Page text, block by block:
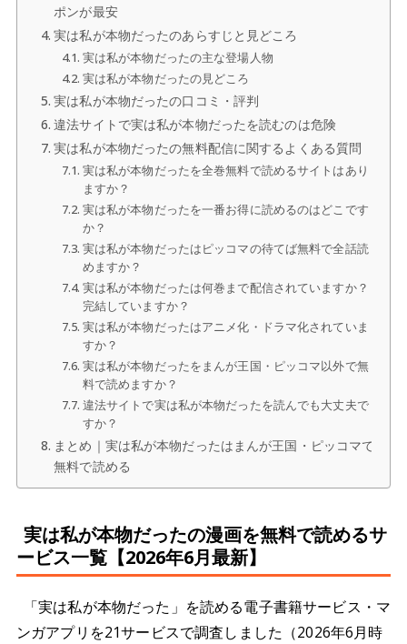
ポンが最安
実は私が本物だったのあらすじと見どころ
実は私が本物だったの主な登場人物
実は私が本物だったの見どころ
実は私が本物だったの口コミ・評判
違法サイトで実は私が本物だったを読むのは危険
実は私が本物だったの無料配信に関するよくある質問
実は私が本物だったを全巻無料で読めるサイトはあり
ますか？
実は私が本物だったを一番お得に読めるのはどこです
か？
実は私が本物だったはピッコマの待てば無料で全話読
めますか？
実は私が本物だったは何巻まで配信されていますか？
完結していますか？
実は私が本物だったはアニメ化・ドラマ化されていま
すか？
実は私が本物だったをまんが王国・ピッコマ以外で無
料で読めますか？
違法サイトで実は私が本物だったを読んでも大丈夫で
すか？
まとめ｜実は私が本物だったはまんが王国・ピッコマで
無料で読める
実は私が本物だったの漫画を無料で読めるサ
ービス一覧【2026年6月最新】
「実は私が本物だった」を読める電子書籍サービス・マ
ンガアプリを21サービスで調査しました（2026年6月時